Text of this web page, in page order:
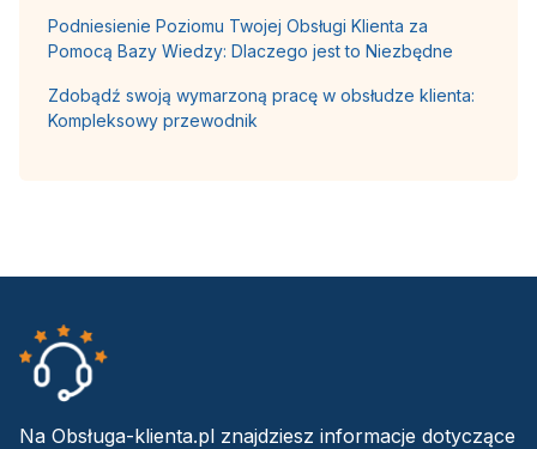
Podniesienie Poziomu Twojej Obsługi Klienta za
Pomocą Bazy Wiedzy: Dlaczego jest to Niezbędne
Zdobądź swoją wymarzoną pracę w obsłudze klienta:
Kompleksowy przewodnik
Na Obsługa-klienta.pl znajdziesz informacje dotyczące